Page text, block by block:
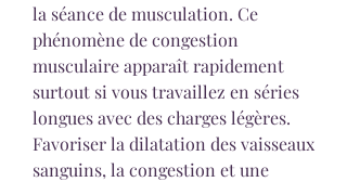
la séance de musculation. Ce
phénomène de congestion
musculaire apparaît rapidement
surtout si vous travaillez en séries
longues avec des charges légères.
Favoriser la dilatation des vaisseaux
sanguins, la congestion et une